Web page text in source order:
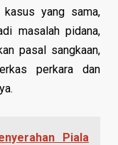
kasus yang sama,
masalah pidana,
pasal sangkaan,
perkara dan
Piala